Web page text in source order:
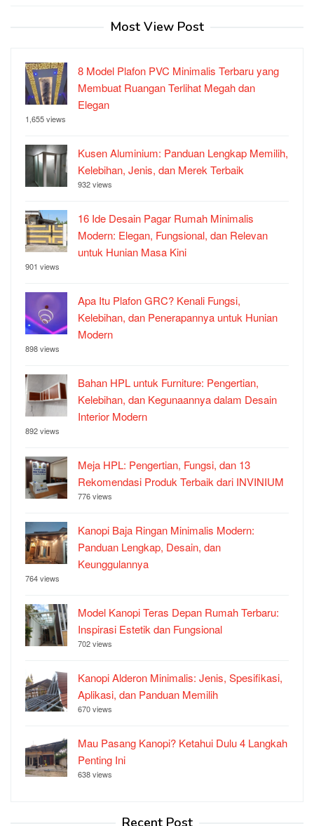
Most View Post
8 Model Plafon PVC Minimalis Terbaru yang
Membuat Ruangan Terlihat Megah dan
Elegan
1,655 views
Kusen Aluminium: Panduan Lengkap Memilih,
Kelebihan, Jenis, dan Merek Terbaik
932 views
16 Ide Desain Pagar Rumah Minimalis
Modern: Elegan, Fungsional, dan Relevan
untuk Hunian Masa Kini
901 views
Apa Itu Plafon GRC? Kenali Fungsi,
Kelebihan, dan Penerapannya untuk Hunian
Modern
898 views
Bahan HPL untuk Furniture: Pengertian,
Kelebihan, dan Kegunaannya dalam Desain
Interior Modern
892 views
Meja HPL: Pengertian, Fungsi, dan 13
Rekomendasi Produk Terbaik dari INVINIUM
776 views
Kanopi Baja Ringan Minimalis Modern:
Panduan Lengkap, Desain, dan
Keunggulannya
764 views
Model Kanopi Teras Depan Rumah Terbaru:
Inspirasi Estetik dan Fungsional
702 views
Kanopi Alderon Minimalis: Jenis, Spesifikasi,
Aplikasi, dan Panduan Memilih
670 views
Mau Pasang Kanopi? Ketahui Dulu 4 Langkah
Penting Ini
638 views
Recent Post